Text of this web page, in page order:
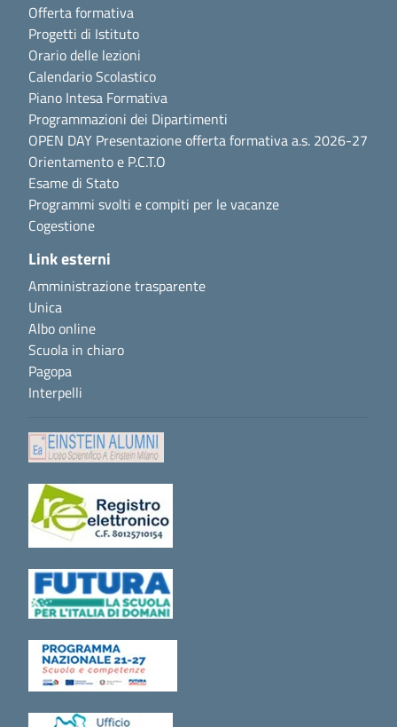
Offerta formativa
Progetti di Istituto
Orario delle lezioni
Calendario Scolastico
Piano Intesa Formativa
Programmazioni dei Dipartimenti
OPEN DAY Presentazione offerta formativa a.s. 2026-27
Orientamento e P.C.T.O
Esame di Stato
Programmi svolti e compiti per le vacanze
Cogestione
Link esterni
Amministrazione trasparente
Unica
Albo online
Scuola in chiaro
Pagopa
Interpelli